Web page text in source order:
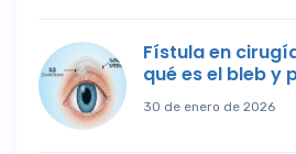
Fístula en
qué es el bleb y
30 de enero de 2026